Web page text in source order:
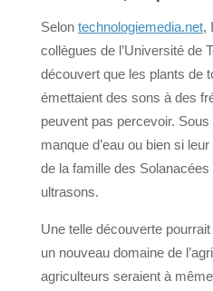
Selon technologiemedia.net,
collègues de l’Université de
découvert que les plants de
émettaient des sons à des
peuvent pas percevoir. Sous
manque d’eau ou bien si
de la famille des
ultrasons.
Une telle découverte
un nouveau domaine de
agriculteurs seraient à